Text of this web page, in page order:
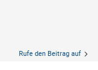
Rufe den Beitrag auf